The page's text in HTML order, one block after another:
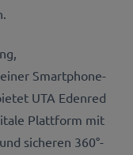
Smartphone-
UTA Edenred
Plattform mit
sicheren 360°-